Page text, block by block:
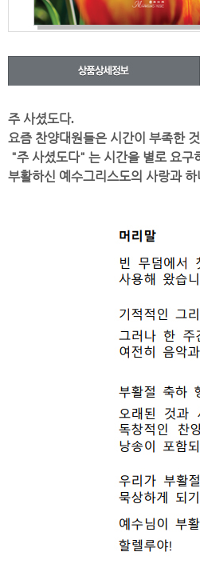
주 사셨도다.
요즘 찬양대원들은 시간이 부족한
"주 사셨도다" 는 시간을 별로 요구
부활하신 예수그리스도의 사랑과하